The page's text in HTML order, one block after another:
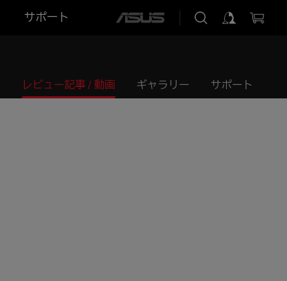
サポート
ASUS
レビュー記事 / 動画 ギャラリー サポート